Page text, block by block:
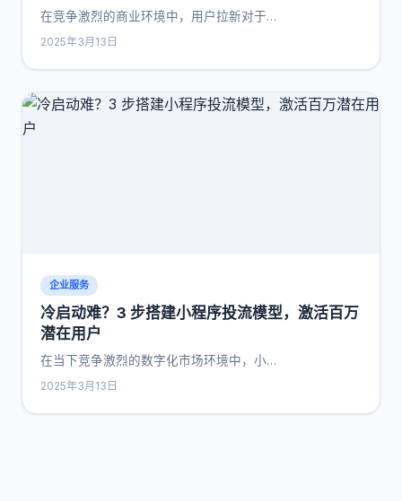
在竞争激烈的商业环境中，用户拉新对于…
2025年3月13日
企业服务
冷启动难？3 步搭建小程序投流模型，激活百万
潜在用户
在当下竞争激烈的数字化市场环境中，小…
2025年3月13日